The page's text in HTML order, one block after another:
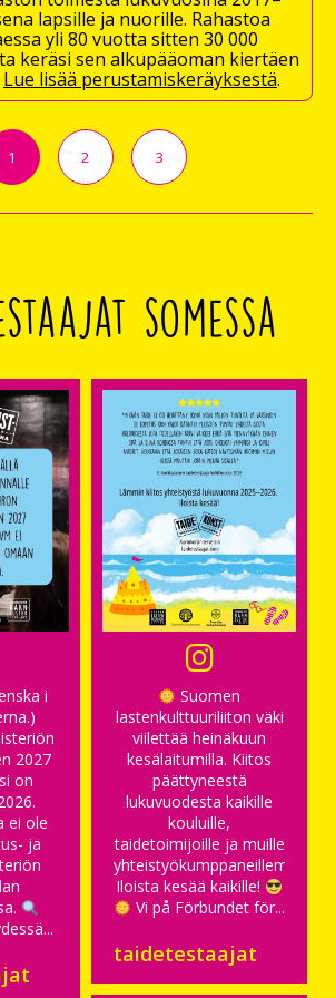
lapsille ja nuorille. Rahastoa
yli 80 vuotta sitten 30 000
keräsi sen alkupääoman kiertäen
Lue lisää perustamiskeräyksestä.
1 2 3
somessa
i
2027
on
ei ole
ja
Suomen
lastenkulttuuriliiton väki
viilettää heinäkuun
kesälaitumilla. Kiitos
päättyneestä
lukuvuodesta kaikille
kouluille,
taidetoimijoille ja muille
yhteistyökumppaneillemme.
Iloista kesää kaikille!
Vi på Förbundet för...
taidetestaajat